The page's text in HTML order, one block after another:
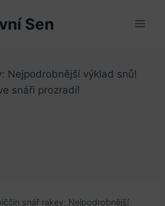
Sen
snář rakev: Nejpodrobnější